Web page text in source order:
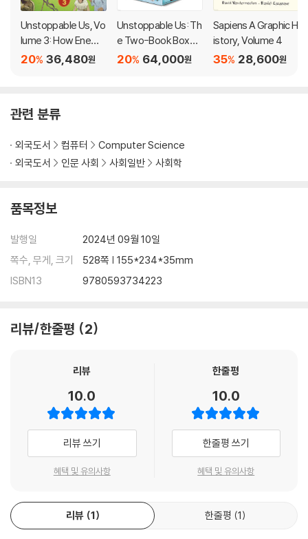
uman intelligence threatens our very existence.
Information is not the raw material of truth; neither is it a mere
weapon. Nexus explores the hopeful middle ground between
Unstoppable Us, Vo
lume 3: How Enemi
es Become Friends
36,480원
20%
Unstoppable Us: Th
e Two-Book Boxed
Set: How Humans T
64,000원
20%
Sapiens A Graphic H
istory, Volume 4
28,600원
35%
관련 분류
외국도서 컴퓨터
Computer Science
외국도서
인문 사회 사회일반 사회학
품목정보
발행일
2024년 09월 10일
쪽수, 무게, 크기
528쪽 | 155*234*35mm
ISBN13
9780593734223
리뷰/한줄평 2
리뷰
10.0
리뷰 쓰기
혜택 및 유의사항
한줄평
10.0
한줄평 쓰기
혜택 및 유의사항
리뷰 1 한줄평 1